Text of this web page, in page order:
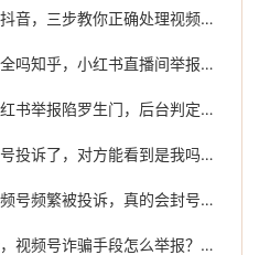
确处理视频号侵权，必要时可寻求专业协助
小红书直播间举报是匿名吗安全吗知乎，小红书直播间举报机制深度解析，匿名背后的真相与安全生存指南
小红书举报失败会提醒吗，小红书举报陷罗生门，后台判定无问题，维权者还能怎么办？
视频号投诉能被看到吗，视频号投诉了，对方能看到是我吗？答案没那么简单
视频号老是被投诉怎么办，视频号频繁被投诉，真的会封号吗？运营者必看的避坑指南
视频号诈骗手段怎么举报电话，视频号诈骗手段怎么举报？这篇指南请收好